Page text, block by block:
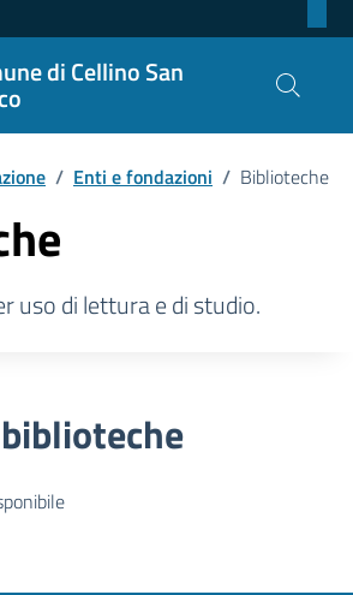
di Cellino San
/ Enti e fondazioni / Biblioteche
uso di lettura e di studio.